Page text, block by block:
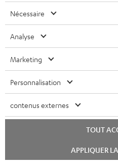
Teufel Support
Questions fréquemment
CONTACT
RETOURS
TRACKING
Découvrez nos produits
des conseils
Nécessaire
Analyse
Marketing
Personnalisation
contenus externes
TOUT
APPLIQUER